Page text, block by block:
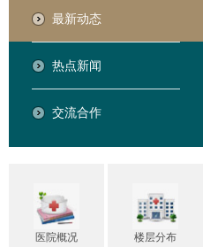
最新动态
热点新闻
交流合作
医院概况 楼层分布